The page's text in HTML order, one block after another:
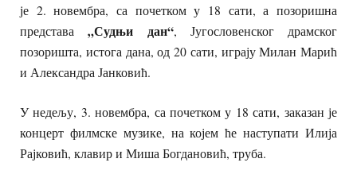
је 2. новембра, са почетком у 18 сати, а позоришна
представа„Судњи дан“, Југословенског драмског
позоришта, истога дана, од 20 сати, играју Милан Марић
и Александра Јанковић.
У недељу, 3. новембра, са почетком у 18 сати, заказан је
концерт филмске музике, на којем ће наступати Илија
Рајковић, клавир и Миша Богдановић, труба.